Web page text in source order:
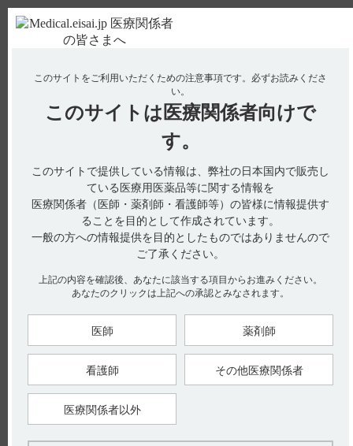
使用期限検索 Drug Information
全ての項目を対象
ニトロール 71
ネオフィリン 50
ノイキノン
このサイトをご利用いただくための注意事項です。 必ずお読みくださ
い。
このサイトは 医療関係者向けで
す。
このサイトで提供している情報は、弊社の日本国内で販売し
ている医療用医薬品等に関する情報を
医療関係者（医師・薬剤師・看護師等）の皆様に情報提供す
ることを目的として作成されています。
一般の方への情報提供を目的としたものではありませんので
ご了承ください。
上記の内容を確認後、あなたに該当する項目からお進みください。
あなたのクリックは上記への承認とみなされます。
医師 薬剤師
看護師 その他医療関係者
医療関係者以外
hhcホットライン
(平日9時〜18時 土日・祝日9時〜17時)